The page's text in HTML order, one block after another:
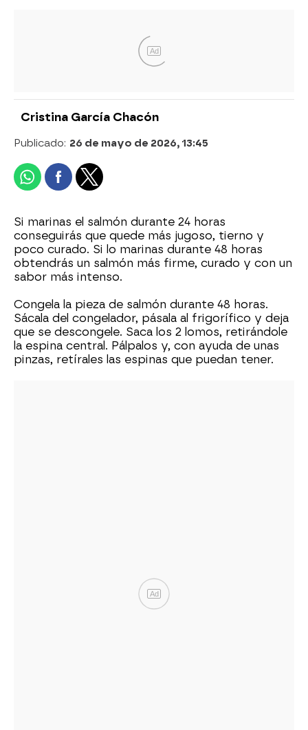
Ad
Cristina García Chacón
Publicado: 26 de mayo de 2026, 13:45
Si marinas el salmón durante 24 horas
conseguirás que quede más jugoso, tierno y
poco curado. Si lo marinas durante 48 horas
obtendrás un salmón más firme, curado y con un
sabor más intenso.
Congela la pieza de salmón durante 48 horas.
Sácala del congelador, pásala al frigorífico y deja
que se descongele. Saca los 2 lomos, retirándole
la espina central. Pálpalos y, con ayuda de unas
pinzas, retírales las espinas que puedan tener.
Ad